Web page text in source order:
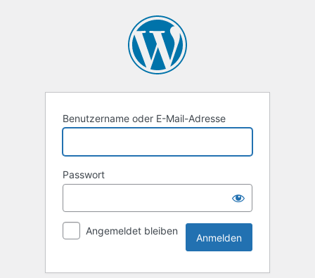
Benutzername oder E-Mail-Adresse
Passwort
Angemeldet bleiben